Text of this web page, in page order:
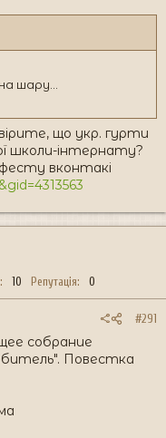
шару...
що укр. гурти
школи-інтернату?
вконтакі
10 Репутація 0
#291
собрание
Повестка